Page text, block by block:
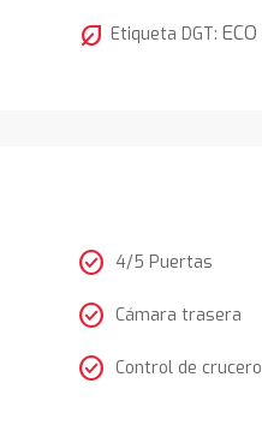
nest_eco_leaf Etiqueta DGT:ECO
check_circle 4/5 Puertas
check_circle Cámara trasera
check_circle Control de crucero